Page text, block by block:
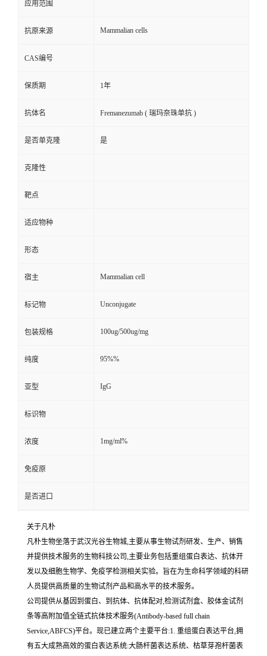
应用范围
抗原来源 Mammalian cells
CAS编号
保质期 1年
抗体名 Fremanezumab ( 瑞玛奈珠单抗 )
是否单克隆 是
克隆性
靶点
适应物种
形态
宿主 Mammalian cell
标记物 Unconjugate
包装规格 100ug/500ug/mg
纯度 95%%
亚型 IgG
标识物
浓度 1mg/ml%
免疫原
是否进口
关于凡朴
凡朴生物坐落于武汉光谷生物城,主要从事生物试剂研发、生产、销售
并提供技术服务的生物科技公司,主要业务包括重组蛋白表达、抗体开
发以及细胞生物学、免疫学检测相关实验。旨在为生命科学领域的科研
人员提供高质量的生物试剂产品和高水平的技术服务。
公司提供从基因到蛋白、到抗体、抗体配对,检测试剂盒、胶体金试剂
条等高附加值全链式抗体技术服务(Antibody-based full chain
Service,ABFCS)平台。现已建立两个主要平台:1. 重组蛋白表达平台,拥
有五大成熟高效的蛋白表达系统:大肠杆菌表达系统、枯草芽孢杆菌表